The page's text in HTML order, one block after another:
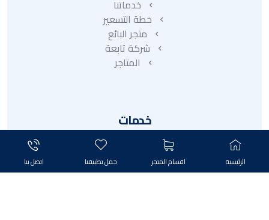
خدماتنا
خطة التسعير
متجر البائع
شركة تابعة
المتاجر
خدمات
منتجات
قسط
الرئيسية اقسام المتجر حمل تطبيقنا اتصل بنا